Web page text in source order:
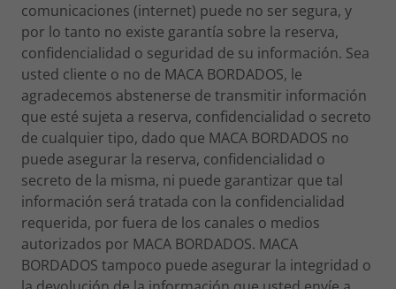
comunicaciones (internet) puede no ser segura, y
por lo tanto no existe garantía sobre la reserva,
confidencialidad o seguridad de su información. Sea
usted cliente o no de MACA BORDADOS, le
agradecemos abstenerse de transmitir información
que esté sujeta a reserva, confidencialidad o secreto
de cualquier tipo, dado que MACA BORDADOS no
puede asegurar la reserva, confidencialidad o
secreto de la misma, ni puede garantizar que tal
información será tratada con la confidencialidad
requerida, por fuera de los canales o medios
autorizados por MACA BORDADOS. MACA
BORDADOS tampoco puede asegurar la integridad o